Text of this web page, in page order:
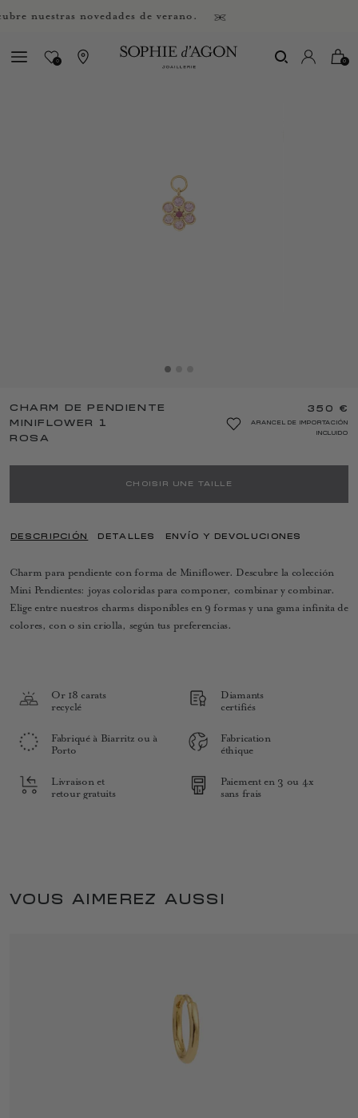
novedades de verano.
0 0
CHARM DE PENDIENTE
MINIFLOWER 1
ROSA
350 €
ARANCEL DE IMPORTACIÓN
INCLUIDO
CHOISIR UNE TAILLE
DESCRIPCIÓN DETALLES ENVÍO Y DEVOLUCIONES
Charm para pendiente con forma de Miniflower. Descubre la colección
Mini Pendientes: joyas coloridas para componer, combinar y combinar.
Elige entre nuestros charms disponibles en 9 formas y una gama infinita de
colores, con o sin criolla, según tus preferencias.
Or 18 carats
recyclé
Diamants
certifiés
Fabriqué à Biarritz ou à
Porto
Fabrication
éthique
Livraison et
retour gratuits
Paiement en 3 ou 4x
sans frais
VOUS AIMEREZ AUSSI